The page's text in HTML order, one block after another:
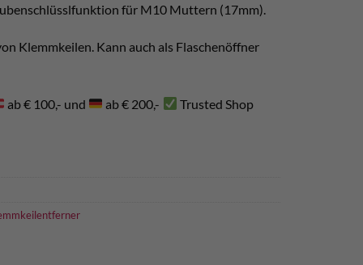
für M10 Muttern (17mm).
Klemmkeilen. Kann auch als Flaschenöffner
ab € 100,- und ab € 200,- Trusted Shop